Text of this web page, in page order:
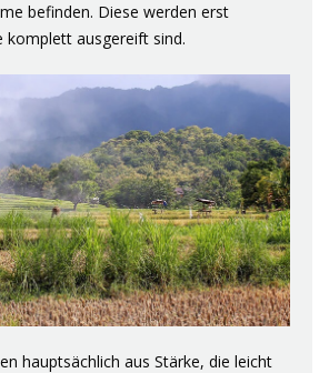
befinden. Diese werden erst
komplett ausgereift sind.
hauptsächlich aus Stärke, die leicht